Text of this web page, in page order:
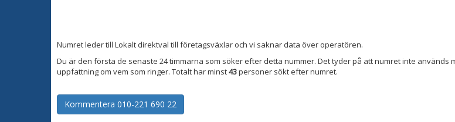
Numret leder till Lokalt direktval till företagsväxlar och vi saknar data över operatören.
Du är den första de senaste 24 timmarna som söker efter detta nummer. Det tyder på att numret inte
uppfattning om vem som ringer. Totalt har minst43personer sökt efter numret.
Kommentera 010-221 690 22